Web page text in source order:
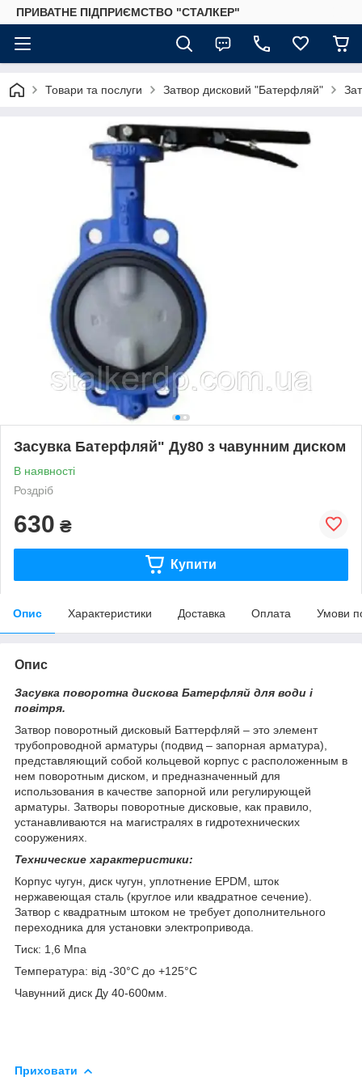
ПРИВАТНЕ ПІДПРИЄМСТВО "СТАЛКЕР"
Товари та послуги Затвор дисковий "Батерфляй"
Засувка Батерфляй" Ду80 з чавунним диском
В наявності
Роздріб
630 ₴
Купити
Опис Характеристики Доставка Оплата Умови
Опис
Засувка поворотна дискова Батерфляй для води і
повітря.
Затвор поворотный дисковый Баттерфляй – это элемент
трубопроводной арматуры (подвид – запорная арматура),
представляющий собой кольцевой корпус с расположенным в
нем поворотным диском, и предназначенный для
использования в качестве запорной или регулирующей
арматуры. Затворы поворотные дисковые, как правило,
устанавливаются на магистралях в гидротехнических
сооружениях.
Технические характеристики:
Корпус чугун, диск чугун, уплотнение EPDM, шток
нержавеющая сталь (круглое или квадратное сечение).
Затвор с квадратным штоком не требует дополнительного
переходника для установки электропривода.
Тиск: 1,6 Мпа
Температура: від -30°С до +125°С
Чавунний диск Ду 40-600мм.
Приховати